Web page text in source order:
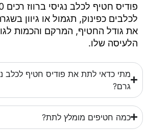
לכלבים כפינוק, תגמול או גיוון
את גודל החטיף, המרקם והכמות
הלעיסה שלו.
גרם?
כמה חטיפים מומלץ לתת?